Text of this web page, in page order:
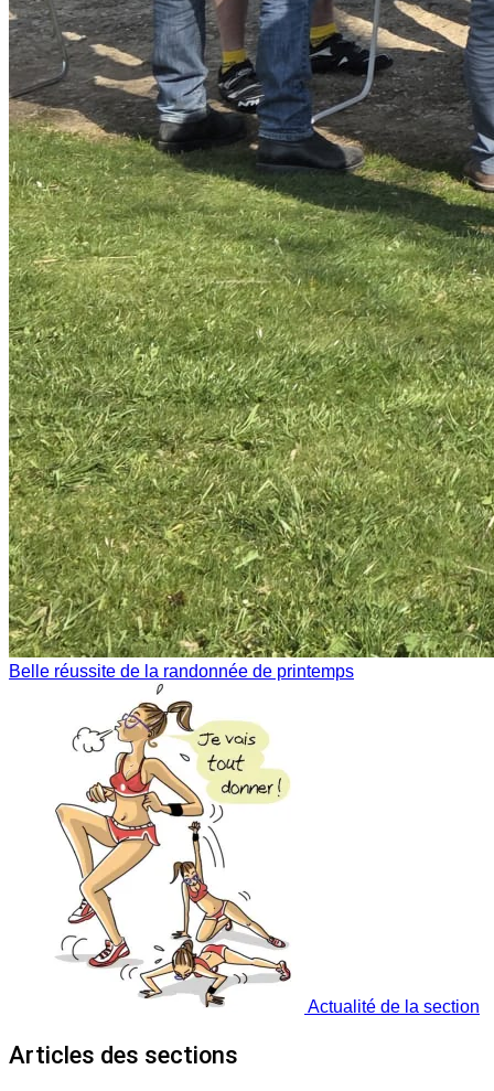
Belle réussite de la randonnée de printemps
Actualité de la section
Articles des sections